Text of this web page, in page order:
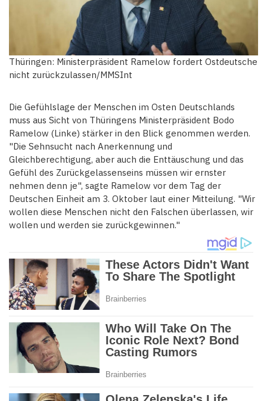
Thüringen: Ministerpräsident Ramelow fordert Ostdeutsche
nicht zurückzulassen/MMSInt
Die Gefühlslage der Menschen im Osten Deutschlands
muss aus Sicht von Thüringens Ministerpräsident Bodo
Ramelow (Linke) stärker in den Blick genommen werden.
"Die Sehnsucht nach Anerkennung und
Gleichberechtigung, aber auch die Enttäuschung und das
Gefühl des Zurückgelassenseins müssen wir ernster
nehmen denn je", sagte Ramelow vor dem Tag der
Deutschen Einheit am 3. Oktober laut einer Mitteilung. "Wir
wollen diese Menschen nicht den Falschen überlassen, wir
wollen und werden sie zurückgewinnen."